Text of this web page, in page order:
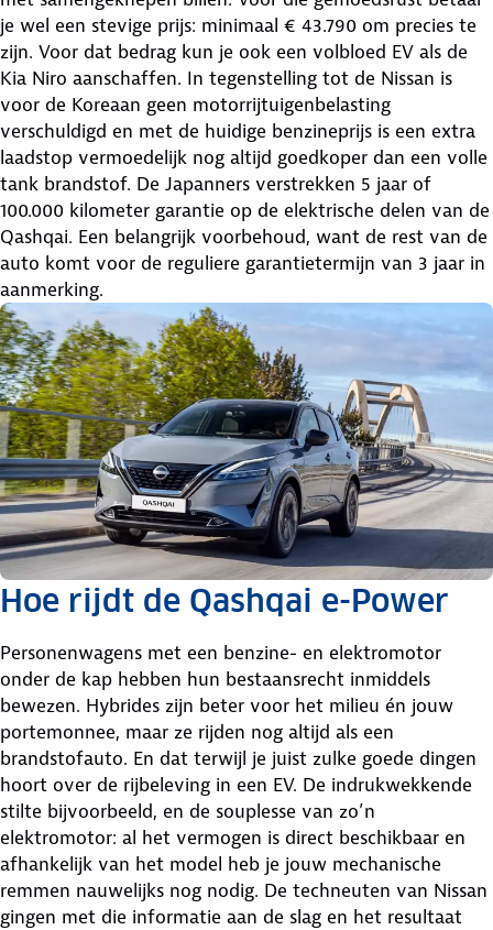
je wel een stevige prijs: minimaal € 43.790 om precies te
zijn. Voor dat bedrag kun je ook een volbloed EV als de
Kia Niro aanschaffen. In tegenstelling tot de Nissan is
voor de Koreaan geen motorrijtuigenbelasting
verschuldigd en met de huidige benzineprijs is een extra
laadstop vermoedelijk nog altijd goedkoper dan een volle
tank brandstof. De Japanners verstrekken 5 jaar of
100.000 kilometer garantie op de elektrische delen van de
Qashqai. Een belangrijk voorbehoud, want de rest van de
auto komt voor de reguliere garantietermijn van 3 jaar in
aanmerking.
Hoe rijdt de Qashqai e-Power
Personenwagens met een benzine- en elektromotor
onder de kap hebben hun bestaansrecht inmiddels
bewezen. Hybrides zijn beter voor het milieu én jouw
portemonnee, maar ze rijden nog altijd als een
brandstofauto. En dat terwijl je juist zulke goede dingen
hoort over de rijbeleving in een EV. De indrukwekkende
stilte bijvoorbeeld, en de souplesse van zo’n
elektromotor: al het vermogen is direct beschikbaar en
afhankelijk van het model heb je jouw mechanische
remmen nauwelijks nog nodig. De techneuten van Nissan
gingen met die informatie aan de slag en het resultaat